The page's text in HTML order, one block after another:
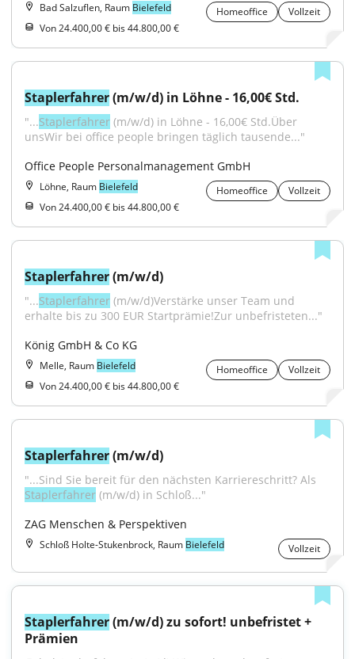
Bad Salzuflen, Raum Bielefeld Homeoffice
Vollzeit
Von 24.400,00 € bis 44.800,00 €
Staplerfahrer (m/w/d) in Löhne - 16,00€ Std.
"...Staplerfahrer (m/w/d) in Löhne - 16,00€ Std.Über
unsWir bei office people bringen täglich tausende..."
Office People Personalmanagement GmbH
Löhne, Raum Bielefeld Homeoffice
Vollzeit
Von 24.400,00 € bis 44.800,00 €
Staplerfahrer (m/w/d)
"...Staplerfahrer (m/w/d)Verstärke unser Team und
erhalte bis zu 300 EUR Startprämie!Zur unbefristeten..."
König GmbH & Co KG
Melle, Raum Bielefeld Homeoffice
Vollzeit
Von 24.400,00 € bis 44.800,00 €
Staplerfahrer (m/w/d)
Staplerfahrer (m/w/d) in Schloß..."
ZAG Menschen & Perspektiven
Schloß Holte-Stukenbrock, Raum Bielefeld Vollzeit
Staplerfahrer (m/w/d) zu sofort! unbefristet +
Prämien